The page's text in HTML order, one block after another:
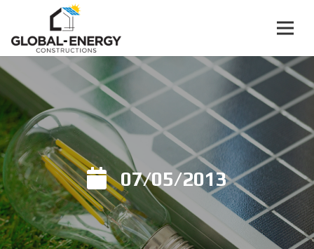
07/05/2013